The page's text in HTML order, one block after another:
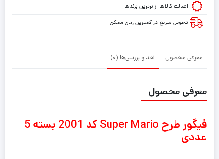
5
عددی
اصالت کالاها از برترین برندها
تحویل سریع در کمترین زمان ممکن
معرفی محصول نقد و بررسی‌ها (0)
معرفی محصول
فیگور طرح Super Mario کد 2001 بسته 5
عددی